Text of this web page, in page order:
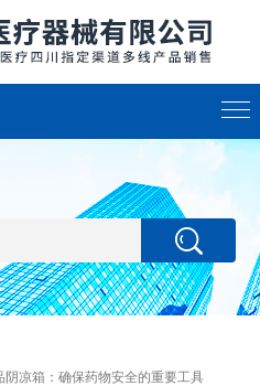
阴凉箱：确保药物安全的重要工具